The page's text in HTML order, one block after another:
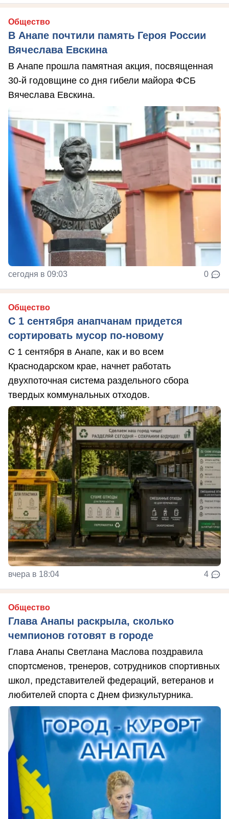
Общество
В Анапе почтили память Героя России
Вячеслава Евскина
В Анапе прошла памятная акция, посвященная
30-й годовщине со дня гибели майора ФСБ
Вячеслава Евскина.
сегодня в 09:03 0
Общество
С 1 сентября анапчанам придется
сортировать мусор по-новому
С 1 сентября в Анапе, как и во всем
Краснодарском крае, начнет работать
двухпоточная система раздельного сбора
твердых коммунальных отходов.
вчера в 18:04 4
Общество
Глава Анапы раскрыла, сколько
чемпионов готовят в городе
Глава Анапы Светлана Маслова поздравила
спортсменов, тренеров, сотрудников спортивных
школ, представителей федераций, ветеранов и
любителей спорта с Днем физкультурника.